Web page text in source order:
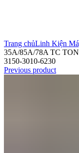
Trang chủLinh Kiện
35A/85A/78A TC
3150-3010-6230
Previous product